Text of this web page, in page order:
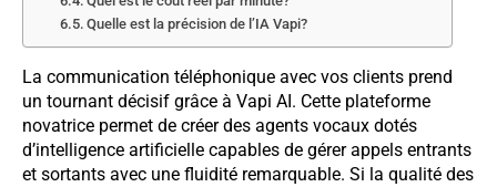
Quelle est la précision de l’IA Vapi?
La communication téléphonique avec vos clients prend
un tournant décisif grâce à Vapi AI. Cette plateforme
novatrice permet de créer des agents vocaux dotés
d’intelligence artificielle capables de gérer appels entrants
et sortants avec une fluidité remarquable. Si la qualité des